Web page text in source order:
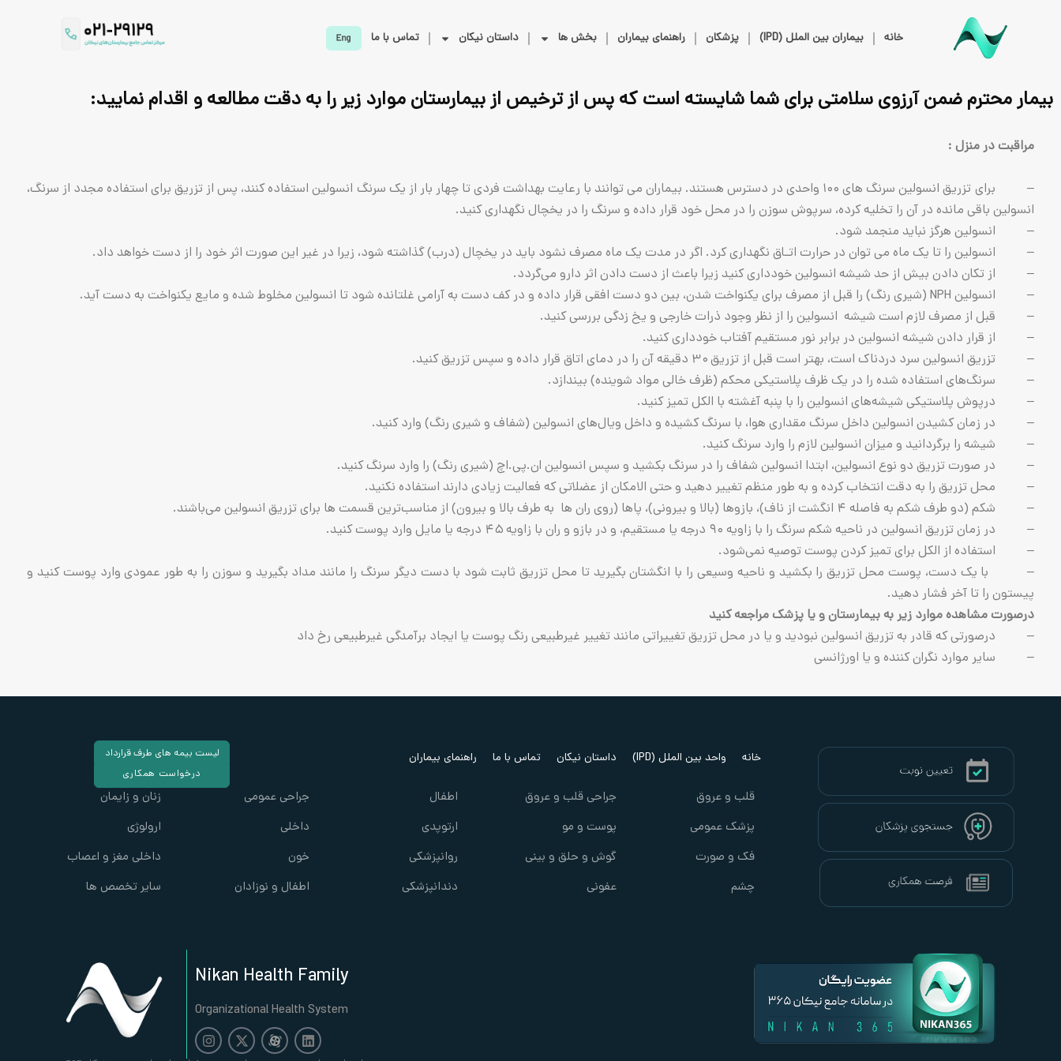
خانه بیماران بین الملل (IPD) پزشکان راهنمای بیماران بخش ها داستان نیکان تماس با ما
بیمار محترم ضمن آرزوی سلامتی برای شما شایسته است که پس از ترخیص از بیمارستان موارد زیر را به دقت مطالعه و اقدام نمایید:
مراقبت در منزل :
– برای تزریق انسولین سرنگ های ۱۰۰ واحدی در دسترس هستند. بیماران می توانند با رعایت بهداشت فردی تا چهار بار از یک سرنگ انسولین استفاده کنند، پس از تزریق برای استفاده مجدد از سرنگ،
انسولین باقی مانده در آن را تخلیه کرده، سرپوش سوزن را در محل خود قرار داده و سرنگ را در یخچال نگهداری کنید.
– انسولین هرگز نباید منجمد شود.
– انسولین را تا یک ماه می توان در حرارت اتـاق نگهداری کرد. اگر در مدت یک ماه مصرف نشود باید در یخچال (درب) گذاشته شود، زیرا در غیر این صورت اثر خود را از دست خواهد داد.
– از تکان دادن بیش از حد شیشه انسولین خودداری کنید زیرا باعث از دست دادن اثر دارو می‌گردد.
– انسولین NPH (شیری رنگ) را قبل از مصرف برای یکنواخت شدن، بین دو دست افقی قرار داده و در کف دست به آرامی غلتانده شود تا انسولین مخلوط شده و مایع یکنواخت به دست آید.
– قبل از مصرف لازم است شیشه انسولین را از نظر وجود ذرات خارجی و یخ زدگی بررسی کنید.
– از قرار دادن شیشه انسولین در برابر نور مستقیم آفتاب خودداری کنید.
– تزریق انسولین سرد دردناک است، بهتر است قبل از تزریق ۳۰ دقیقه آن را در دمای اتاق قرار داده و سپس تزریق کنید.
– سرنگ‌های استفاده شده را در یک ظرف پلاستیکی محکم (ظرف خالی مواد شوینده) بیندازد.
– درپوش پلاستیکی شیشه‌های انسولین را با پنبه آغشته با الکل تمیز کنید.
– در زمان کشیدن انسولین داخل سرنگ مقداری هوا، با سرنگ کشیده و داخل ویال‌های انسولین (شفاف و شیری رنگ) وارد کنید.
– شیشه را برگردانید و میزان انسولین لازم را وارد سرنگ کنید.
– در صورت تزریق دو نوع انسولین، ابتدا انسولین شفاف را در سرنگ بکشید و سپس انسولین ان.پی.اچ (شیری رنگ) را وارد سرنگ کنید.
– محل تزریق را به دقت انتخاب کرده و به طور منظم تغییر دهید و حتی الامکان از عضلاتی که فعالیت زیادی دارند استفاده نکنید.
– شکم (دو طرف شکم به فاصله ۴ انگشت از ناف)، بازوها (بالا و بیرونی)، پاها (روی ران ها به طرف بالا و بیرون) از مناسب‌ترین قسمت ها برای تزریق انسولین می‌باشند.
– در زمان تزریق انسولین در ناحیه شکم سرنگ را با زاویه ۹۰ درجه یا مستقیم، و در بازو و ران با زاویه ۴۵ درجه یا مایل وارد پوست کنید.
– استفاده از الکل برای تمیز کردن پوست توصیه نمی‌شود.
– با یک دست، پوست محل تزریق را بکشید و ناحیه وسیعی را با انگشتان بگیرید تا محل تزریق ثابت شود با دست دیگر سرنگ را مانند مداد بگیرید و سوزن را به طور عمودی وارد پوست کنید و
پیستون را تا آخر فشار دهید.
درصورت مشاهده موارد زیر به بیمارستان و یا پزشک مراجعه کنید
– درصورتی که قادر به تزریق انسولین نبودید و یا در محل تزریق تغییراتی مانند تغییر غیرطبیعی رنگ پوست یا ایجاد برآمدگی غیرطبیعی رخ داد
– سایر موارد نگران کننده و یا اورژانسی
خانه واحد بین الملل (IPD) داستان نیکان تماس با ما راهنمای بیماران
لیست بیمه های طرف قرارداد
درخواست همکاری
قلب و عروق
پزشک عمومی
فک و صورت
چشم
جراحی قلب و عروق
پوست و مو
گوش و حلق و بینی
عفونی
اطفال
ارتوپدی
روانپزشکی
دندانپزشکی
جراحی عمومی
داخلی
خون
اطفال و نوزادان
زنان و زایمان
ارولوژی
داخلی مغز و اعصاب
سایر تخصص ها
Nikan Health Family
Organizational Health System